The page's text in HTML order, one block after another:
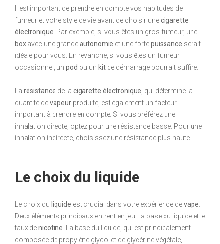
Il est important de prendre en compte vos habitudes de
fumeur et votre style de vie avant de choisir unecigarette
électronique . Par exemple, si vous êtes un gros fumeur, une
box avec une grandeautonomie et une fortepuissance serait
idéale pour vous. En revanche, si vous êtes un fumeur
occasionnel, un pod ou un kit de démarrage pourrait suffire.
La résistance de la cigarette électronique , qui détermine la
quantité devapeur produite, est également un facteur
important à prendre en compte. Si vous préférez une
inhalation directe, optez pour une résistance basse. Pour une
inhalation indirecte, choisissez une résistance plus haute.
Le choix du liquide
Le choix du liquide est crucial dans votre expérience devape
Deux éléments principaux entrent en jeu : la base du liquide et le
taux denicotine . La base du liquide, qui est principalement
composée de propylène glycol et de glycérine végétale,